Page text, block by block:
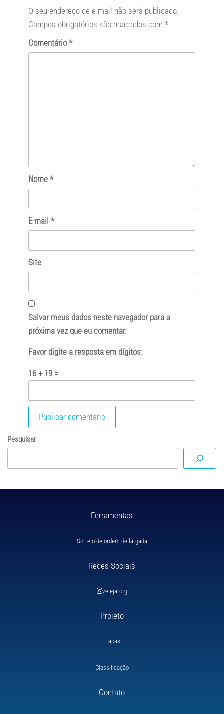
O seu endereço de e-mail não será publicado.
Campos obrigatórios são marcados com *
Comentário *
Nome *
E-mail *
Site
Salvar meus dados neste navegador para a
próxima vez que eu comentar.
Favor digite a resposta em dígitos:
16 + 19 =
Pesquisar
Ferramentas
Sorteio de ordem de largada
Redes Sociais
velejarorg
Projeto
Etapas
Classificação
Contato